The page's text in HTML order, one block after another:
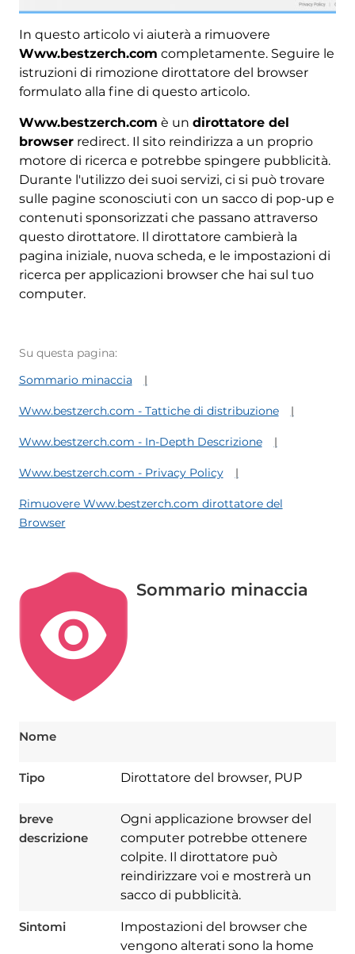
In questo articolo vi aiuterà a rimuovere
Www.bestzerch.com completamente. Seguire le
istruzioni di rimozione dirottatore del browser
formulato alla fine di questo articolo.
Www.bestzerch.com è un dirottatore del
browserredirect. Il sito reindirizza a un proprio
motore di ricerca e potrebbe spingere pubblicità.
Durante l'utilizzo dei suoi servizi, ci si può trovare
sulle pagine sconosciuti con un sacco di pop-up e
contenuti sponsorizzati che passano attraverso
questo dirottatore. Il dirottatore cambierà la
pagina iniziale, nuova scheda, e le impostazioni di
ricerca per applicazioni browser che hai sul tuo
computer.
Su questa pagina:
Sommario minaccia
Www.bestzerch.com - Tattiche di distribuzione
Www.bestzerch.com - In-Depth Descrizione
Www.bestzerch.com - Privacy Policy
Rimuovere Www.bestzerch.com dirottatore del
Browser
Sommario minaccia
Nome
Tipo Dirottatore del browser, PUP
breve
descrizione
Ogni applicazione browser del
computer potrebbe ottenere
colpite. Il dirottatore può
reindirizzare voi e mostrerà un
sacco di pubblicità.
Sintomi
Impostazioni del browser che
vengono alterati sono la home